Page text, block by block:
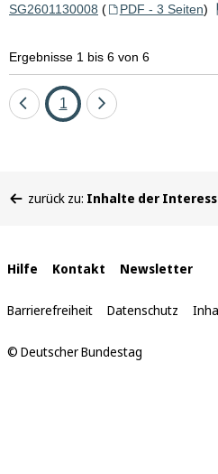
SG2601130008 ( PDF - 3 Seiten)
Ergebnisse 1 bis 6 von 6
EineSeite
1
Eine
befinden
zurück zu: Inhalte der
Interne
Links
Hilfe Kontakt Newsletter
Barrierefreiheit Datenschutz
© Deutscher Bundestag